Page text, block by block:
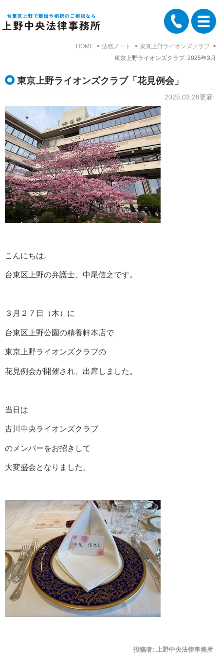
HOME 法務ノート
東京上野ライオンズクラブ
東京上野ライオンズクラブ: 2025年3月
東京上野ライオンズクラブ「花見例会」
2025.03.28更新
こんにちは。
台東区上野の弁護士、中尾信之です。
３月２７日（木）に
台東区上野公園の精養軒本店で
東京上野ライオンズクラブの
花見例会が開催され、出席しました。
当日は
古川中央ライオンズクラブ
のメンバーをお招きして
大変盛会となりました。
投稿者: 上野中央法律事務所